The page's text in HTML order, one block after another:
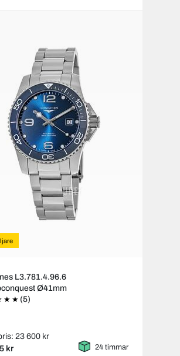
L3.781.4.96.6
Ø41mm
(5)
23 600 kr
kr 24 timmar